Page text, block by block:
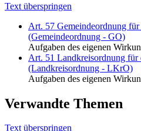
Text überspringen
Art. 57 Gemeindeordnung für
(Gemeindeordnung - GO)
Aufgaben des eigenen
Art. 51 Landkreisordnung für
(Landkreisordnung - LKrO)
Aufgaben des eigenen
Verwandte Themen
Text überspringen